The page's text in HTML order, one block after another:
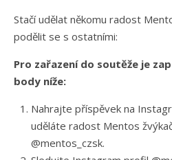
Stačí udělat někomu radost
podělit se s ostatními:
Pro zařazení do soutěže je
body níže:
Nahrajte příspěvek na
uděláte radost Mentos
@mentos_czsk.